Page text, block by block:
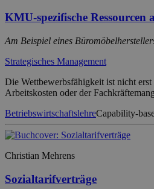
KMU-spezifische
Am Beispiel eines
Strategisches Management
Die Wettbewerbsfähigkeit ist nicht
Arbeitskosten oder der
BetriebswirtschaftslehreCapability-
Christian Mehrens
Sozialtarifverträge